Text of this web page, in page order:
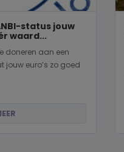
status jouw
waard...
doneren aan een
jouw euro’s zo goed